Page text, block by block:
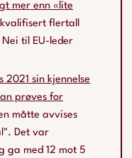
mer enn «lite
flertall
til EU-leder
2021 sin kjennelse
prøves for
måtte avvises
Det var
ga med 12 mot 5